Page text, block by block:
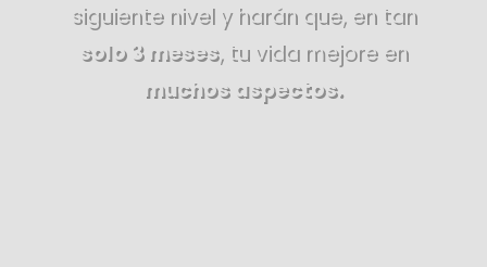
siguiente nivel y harán que, en tan
solo 3 meses, tu vida mejore en
muchos aspectos.